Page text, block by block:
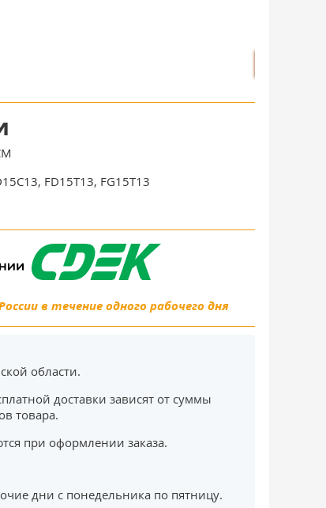
FD15T13, FG15T13
в течение одного рабочего дня
области.
доставки зависят от суммы
товара.
при оформлении заказа.
дни с понедельника по пятницу.